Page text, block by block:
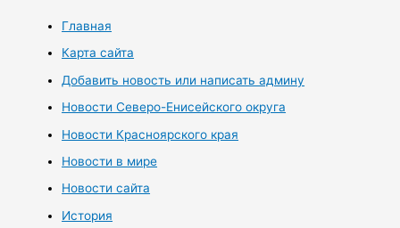
Главная
Карта сайта
Добавить новость или написать админу
Новости Северо-Енисейского округа
Новости Красноярского края
Новости в мире
Новости сайта
История